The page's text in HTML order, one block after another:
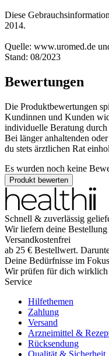
Diese
2014.
Quelle: www.uromed.de
Stand: 08/2023
Bewertungen
Die Produktbewertungen
Kundinnen und Kunden
individuelle Beratung
Bei länger anhaltenden
du stets ärztlichen Rat
Es wurden noch keine
Produkt bewerten
Schnell & zuverlässig
Wir liefern deine Bestellung
Versandkostenfrei
ab 25 € Bestellwert.
Deine Bedürfnisse im Fokus
Wir prüfen für dich wirklich
Service
Hilfethemen
Zahlung
Versand
Arzneimittel &
Rücksendung
Qualität & Sicherheit